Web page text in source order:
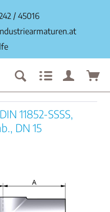
/ 45016
11852-SSSS,
DN 15